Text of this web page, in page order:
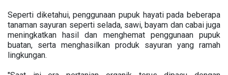
Seperti diketahui, penggunaan pupuk hayati pada beberapa
tanaman sayuran seperti selada, sawi, bayam dan cabai juga
meningkatkan hasil dan menghemat penggunaan pupuk
buatan, serta menghasilkan produk sayuran yang ramah
lingkungan.